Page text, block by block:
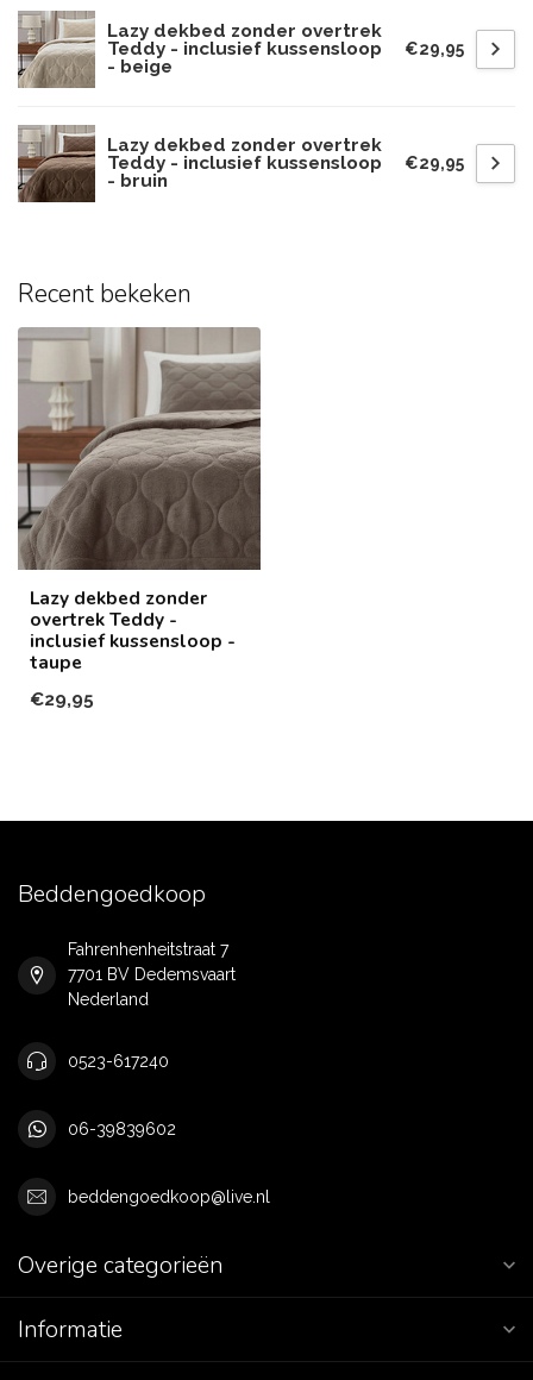
Lazy dekbed zonder overtrek
Teddy - inclusief kussensloop
- beige
€29,95
Lazy dekbed zonder overtrek
Teddy - inclusief kussensloop
- bruin
€29,95
Recent bekeken
Lazy dekbed zonder
overtrek Teddy -
inclusief kussensloop -
taupe
€29,95
Beddengoedkoop
Fahrenhenheitstraat 7
7701 BV Dedemsvaart
Nederland
0523-617240
06-39839602
beddengoedkoop@live.nl
Overige categorieën
Informatie